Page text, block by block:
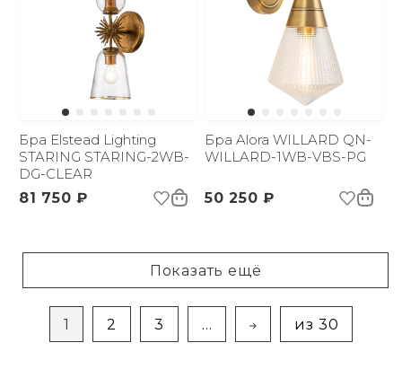
Бра Elstead Lighting
STARING STARING-2WB-
DG-CLEAR
81 750 ₽
Бра Alora WILLARD QN-
WILLARD-1WB-VBS-PG
50 250 ₽
Показать ещё
1 2 3 ... из 30